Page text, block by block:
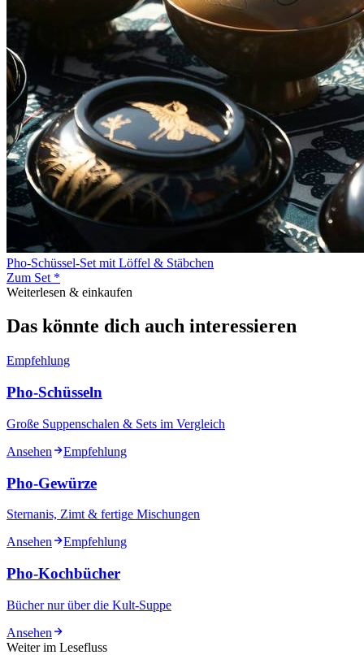
Pho-Schüssel-Set mit Löffel & Stäbchen
Zum Set *
Weiterlesen & einkaufen
Das könnte dich auch interessieren
Empfehlung
Pho-Schüsseln
Große Suppenschalen & Sets im Vergleich
Ansehen
Empfehlung
Pho-Gewürze
Sternanis, Zimt & fertige Mischungen
Ansehen
Empfehlung
Pho-Kochbücher
Bücher nur über die Kult-Suppe
Ansehen
Weiter im Lesefluss